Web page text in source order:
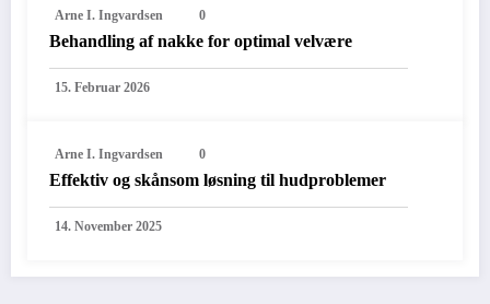
Arne I. Ingvardsen 0
Behandling af nakke for optimal velvære
15. Februar 2026
Arne I. Ingvardsen 0
Effektiv og skånsom løsning til hudproblemer
14. November 2025